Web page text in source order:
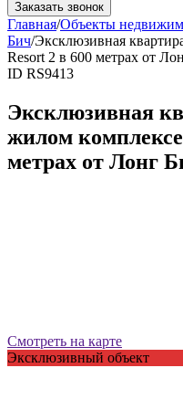
Заказать звонок
Главная/Объекты
Бич/Эксклюзивная
Resort 2 в 600 метрах от
ID RS9413
Эксклюзивная
жилом
метрах от Лонг
Смотреть на карте
Эксклюзивный объект